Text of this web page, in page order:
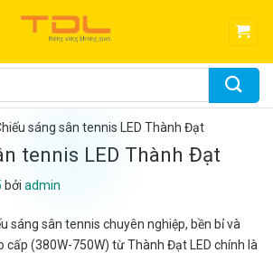
sáng sân tennis LED Thành Đạt
tennis LED Thành Đạt
bởi admin
sáng sân tennis chuyên nghiệp, bền bỉ và
cấp (380W-750W) từ Thành Đạt LED chính là